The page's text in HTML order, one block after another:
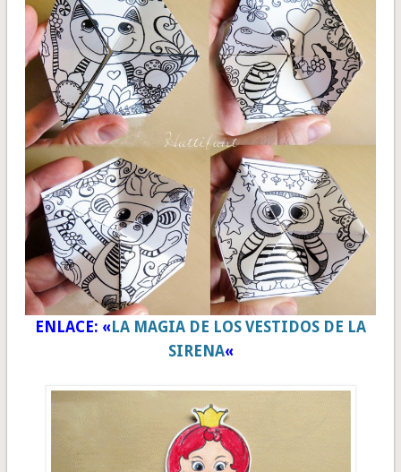
ENLACE: « LA MAGIA DE LOS VESTIDOS DE LA
SIRENA«